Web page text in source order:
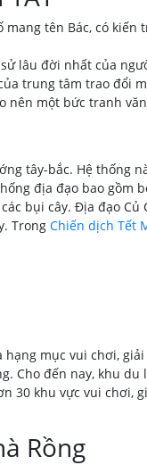
tên Bác, có kiến
lâu đời nhất của
trung tâm trao đổi
nên một bức tranh
tây-bắc. Hệ thống
địa đạo bao gồm
bụi cây. Địa đạo Củ
Trong Chiến dịch Tết
mục vui chơi,
Cho đến nay, khu
khu vực vui chơi,
Rồng